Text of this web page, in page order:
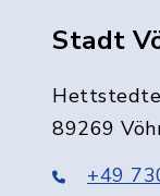
Stadt
89269
+49